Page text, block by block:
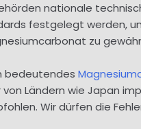
nationale
festgelegt werden,
zu
bedeutendes
Ländern wie Japan
Wir dürfen die